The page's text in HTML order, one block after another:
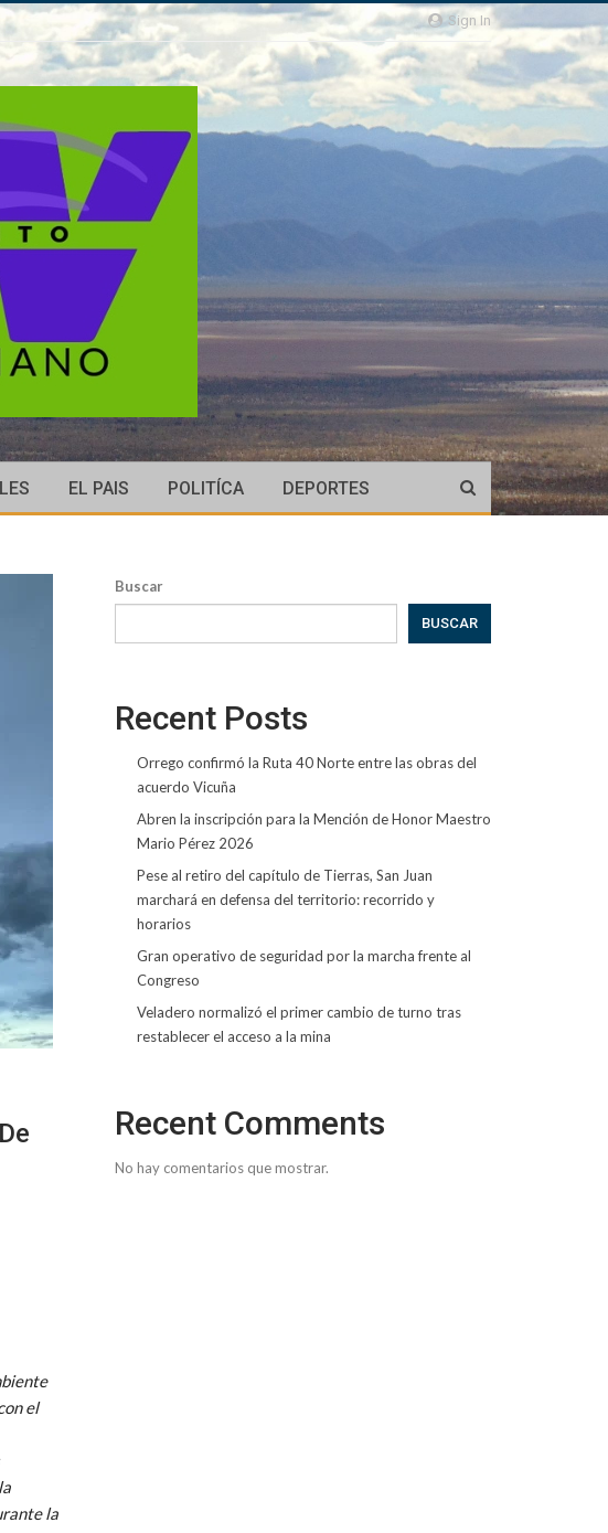
Sign In
EL PAIS POLITÍCA DEPORTES
el
la
Buscar
BUSCAR
Recent Posts
Orrego confirmó la Ruta 40 Norte entre las obras del
acuerdo Vicuña
Abren la inscripción para la Mención de Honor Maestro
Mario Pérez 2026
Pese al retiro del capítulo de Tierras, San Juan
marchará en defensa del territorio: recorrido y
horarios
Gran operativo de seguridad por la marcha frente al
Congreso
Veladero normalizó el primer cambio de turno tras
restablecer el acceso a la mina
Recent Comments
No hay comentarios que mostrar.